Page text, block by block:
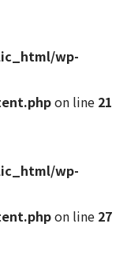
wp-
on line 21
wp-
on line 27